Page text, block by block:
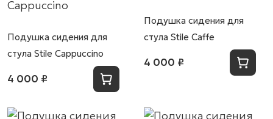
Подушка сидения для
стула Stile Cappuccino
4 000 ₽
Подушка сидения для
стула Stile Caffe
4 000 ₽